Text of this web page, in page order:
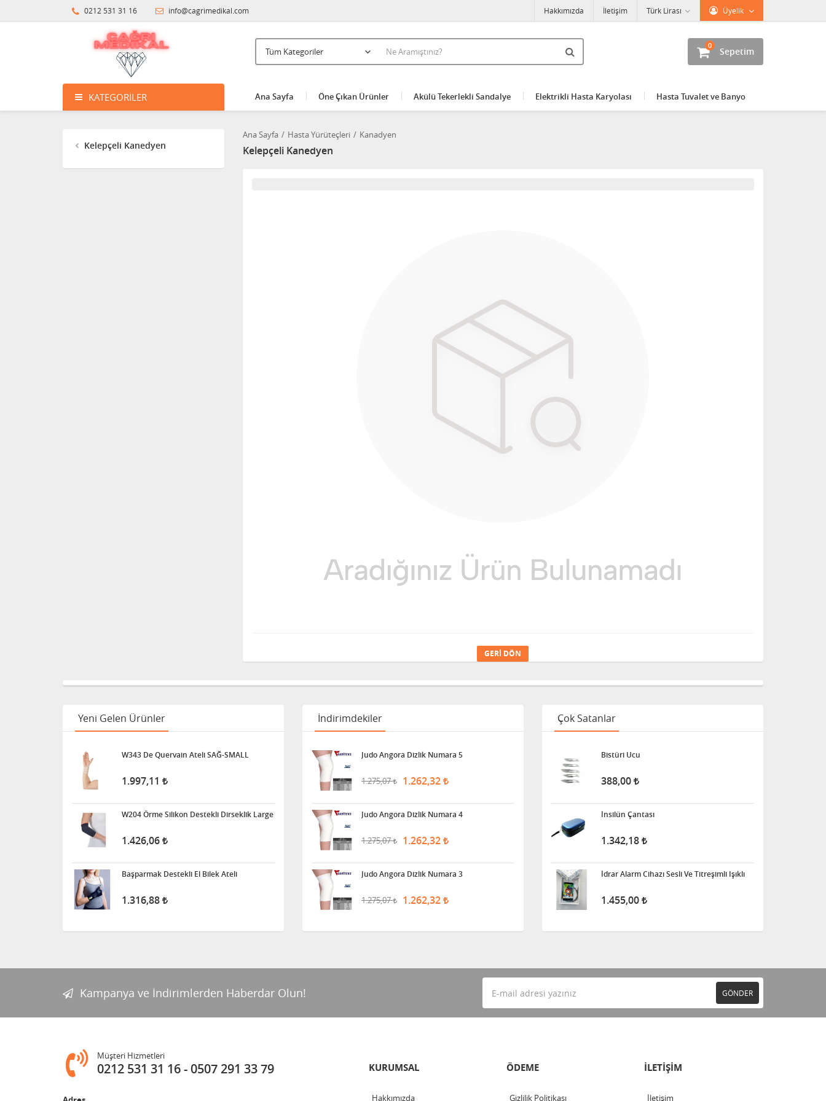
0212 531 31 16 info@cagrimedikal.com Üyelik
Türk Lirası
Hakkımızda İletişim
Sepetim
0
KATEGORILER Ana Sayfa Öne Çıkan Ürünler Akülü Tekerlekli Sandalye Elektrikli Hasta Karyolası Hasta Tuvalet ve Banyo
Kelepçeli Kanedyen
Ana Sayfa Hasta Yürüteçleri Kanadyen
Kelepçeli Kanedyen
GERI DÖN
Yeni Gelen Ürünler
W343 De Quervain Ateli SAĞ-SMALL
1.997,11
W204 Örme Silikon Destekli Dirseklik Large
1.426,06
Başparmak Destekli El Bilek Ateli
1.316,88
İndirimdekiler
Judo Angora Dizlik Numara 5
1.275,07 1.262,32
Judo Angora Dizlik Numara 4
1.275,07 1.262,32
Judo Angora Dizlik Numara 3
1.275,07 1.262,32
Çok Satanlar
Bistüri Ucu
388,00
İnsilün Çantası
1.342,18
İdrar Alarm Cihazı Sesli Ve Titreşimli Işıklı
1.455,00
Kampanya ve İndirimlerden Haberdar Olun! GÖNDER
Müşteri Hizmetleri
0212 531 31 16 0507 291 33 79 KURUMSAL
Hakkımızda
ÖDEME
Gizlilik Politikası
İLETİŞİM
İletişim